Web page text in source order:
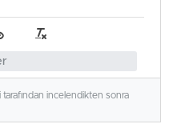
tarafından incelendikten sonra